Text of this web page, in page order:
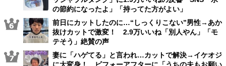
の節約になったよ」「持ってた方がよい」
前日にカットしたのに…“しっくりこない”男性→あか
抜けカットで激変！ 2.9万いいね「別人やん」「モ
テそう」絶賛の声
妻に「ハゲてる」と言われ…カットで解決→イケオジ